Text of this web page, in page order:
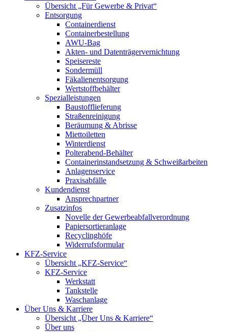
Übersicht „Für Gewerbe & Privat“
Entsorgung
Containerdienst
Containerbestellung
AWU-Bag
Akten- und Datenträgervernichtung
Speisereste
Sondermüll
Fäkalienentsorgung
Wertstoffbehälter
Spezialleistungen
Baustofflieferung
Straßenreinigung
Beräumung & Abrisse
Miettoiletten
Winterdienst
Polterabend-Behälter
Containerinstandsetzung & Schweißarbeiten
Anlagenservice
Praxisabfälle
Kundendienst
Ansprechpartner
Zusatzinfos
Novelle der Gewerbeabfallverordnung
Papiersortieranlage
Recyclinghöfe
Widerrufsformular
KFZ-Service
Übersicht „KFZ-Service“
KFZ-Service
Werkstatt
Tankstelle
Waschanlage
Über Uns & Karriere
Übersicht „Über Uns & Karriere“
Über uns